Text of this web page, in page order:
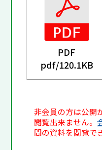
PDF
pdf/120.1KB
非会員の方は公開
閲覧出来ません。
間の資料を閲覧で